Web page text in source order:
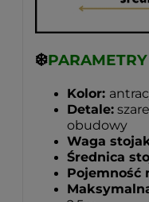
❄️
Kolor:
Detale:
obudowy
Waga
Średnica
Pojemność